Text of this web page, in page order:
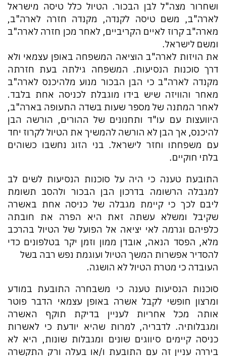
ושחרור מצה"ל לבן הבכור. הטיול כלל טיסה מישראל
לארה"ב, משם טיסה לקנדה, מקנדה חזרה לארה"ב,
מארה"ב קרוז לאיים הקריביים, לאחר מכן חזרה לארה"ב
ומשם לישראל.
את הויזות לארה"ב הוציאה המשפחה באופן עצמאי ולא
דרך סוכנות הנסיעות. המשפחה גילתה בעת חזרתה
מקנדה לארה"ב כי הבן הבכור מנוע מלהיכנס לארה"ב
מאחר והוויזה שיש בידו מוגבלת לכניסה אחת בלבד.
לאחר המתנה של מספר שעות בשדה התעופה בארה"ב,
היוועצות עם עו"ד ותחנונים של ההורים, הורשה הבן
להיכנס, אך הבן לא הורשה להמשיך את הטיול לקרוז יחד
עם משפחתו וחזר לישראל. בני הזוג נחשבו כשוהים
בלתי חוקיים.
התובעת טענה כי היה על סוכנות הנסיעות לשים לב
למגבלה הרשומה בדרכון הבן הבכור ולהסב תשומת
ליבם לכך כי קיימת מגבלה של כניסה אחת באשרה
שקיבל ומשלא עשתה זאת היא הפרה את חובתה
כלפיהם וגרמה לאי יציאה אל הפועל של הטיול בהרכב
מלא, הפסד הנאה, אובדן ממון וזמן יקר בטלפונים כדי
להסדיר אפשרות המשך הטיול ועוגמת נפש רבה בשל
העובדה כי מטרת הטיול לא הושגה.
סוכנות הנסיעות טענה כי משבחרה התובעת במודע
ומרצון חופשי לקבל אשרה באופן עצמאי הדבר פוטר
אותה מכל אחריות לעניין בדיקת תוקף האשרה
ומגבלותיה. לדבריה, למרות שהיא יודעת כי לאשרות
כניסה קיימים סיווגים שונים ומגבלות שונות, היא לא
ביררה עניין זה עם התובעת ו/או בעלה ורק התקשרה